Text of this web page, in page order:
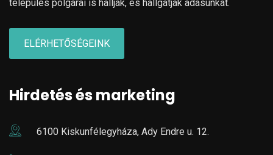
település polgárai is hallják, és hallgatják adásunkat.
ELÉRHETŐSÉGEINK
Hirdetés és marketing
6100 Kiskunfélegyháza, Ady Endre u. 12.